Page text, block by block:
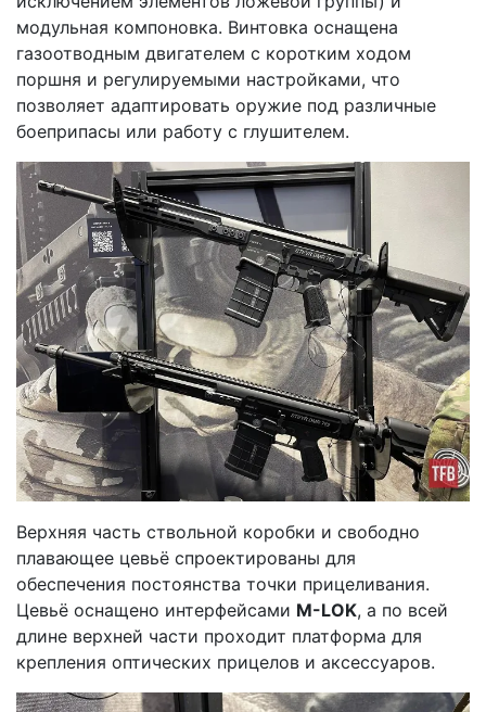
модульная компоновка. Винтовка оснащена
газоотводным двигателем с коротким ходом
поршня и регулируемыми настройками, что
позволяет адаптировать оружие под различные
боеприпасы или работу с глушителем.
Верхняя часть ствольной коробки и свободно
плавающее цевьё спроектированы для
обеспечения постоянства точки прицеливания.
Цевьё оснащено интерфейсами M-LOK, а по всей
длине верхней части проходит платформа для
крепления оптических прицелов и аксессуаров.